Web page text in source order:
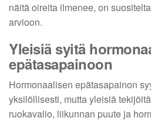
näitä oireita ilmenee, on
arvioon.
Yleisiä syitä
epätasapainoon
Hormonaalisen epätasapainon
yksilöllisesti, mutta yleisiä
ruokavalio, liikunnan puute ja